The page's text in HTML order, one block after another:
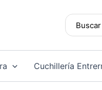
Cuchillería